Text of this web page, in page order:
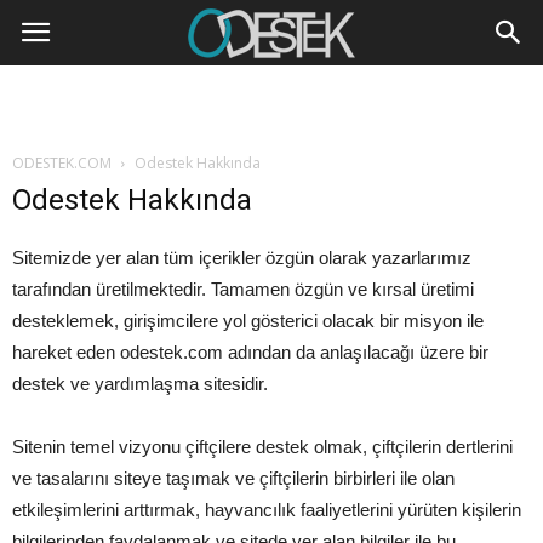
ODESTEK.COM Odestek Hakkında
Odestek Hakkında
Sitemizde yer alan tüm içerikler özgün olarak yazarlarımız
tarafından üretilmektedir. Tamamen özgün ve kırsal üretimi
desteklemek, girişimcilere yol gösterici olacak bir misyon ile
hareket eden odestek.com adından da anlaşılacağı üzere bir
destek ve yardımlaşma sitesidir.
Sitenin temel vizyonu çiftçilere destek olmak, çiftçilerin dertlerini
ve tasalarını siteye taşımak ve çiftçilerin birbirleri ile olan
etkileşimlerini arttırmak, hayvancılık faaliyetlerini yürüten kişilerin